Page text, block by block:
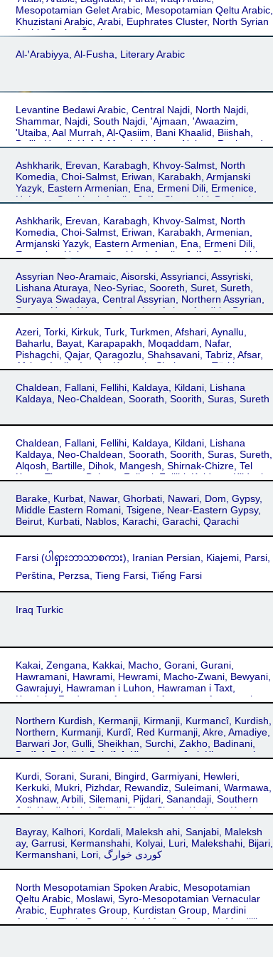
Mesopotamian Gelet Arabic, Mesopotamian Qeltu Arabic,
Khuzistani Arabic, Arabi, Euphrates Cluster, North Syrian
Arabic, Syrian Šāwi
Al-ꞌArabiyya, Al-Fusha, Literary Arabic
Levantine Bedawi Arabic, Central Najdi, North Najdi,
Shammar, Najdi, South Najdi, 'Ajmaan, 'Awaazim,
'Utaiba, Aal Murrah, Al-Qasiim, Bani Khaalid, Biishah,
Dafiir, Haayil, Hofuf, Mutair, Najraan, Najran, Rashaayda,
Ashkharik, Erevan, Karabagh, Khvoy-Salmst, North
Komedia, Choi-Salmst, Eriwan, Karabakh, Armjanski
Yazyk, Eastern Armenian, Ena, Ermeni Dili, Ermenice,
Haieren, Somkhuri, Agulis, Julfa, Shamakhi, Dschugha,
Jolfâ, Karabagh Shamakhi, Khoi-Salmst, Urmia-
Maragheh, Khvoy, Urmia-Maragha, Armani, Erâmani,
Somekhuri, Astrakhan, Astrachan
Ashkharik, Erevan, Karabagh, Khvoy-Salmst, North
Komedia, Choi-Salmst, Eriwan, Karabakh, Armenian,
Armjanski Yazyk, Eastern Armenian, Ena, Ermeni Dili,
Ermenice, Haieren, Somkhuri, Agulis, Julfa, Shamakhi,
Astrakhân, Jolfâ, Karabagh Shamakhi, Khoi-Salmst,
Urmia-Maragheh, Khvoy, Urmia-Maragha, Armani,
Erâmani, Somekhuri, Astrakhan, Astrachan
Assyrian Neo-Aramaic, Aisorski, Assyrianci, Assyriski,
Lishana Aturaya, Neo-Syriac, Sooreth, Suret, Sureth,
Suryaya Swadaya, Central Assyrian, Northern Assyrian,
Sapna, Urmi, Western Assyrian, Anhar, Aradhin, Baz,
Lower Barwari, Mar Bishu, Nochiya, Qudshanis,
Salamas, Shamezdin, Sipurghan, Solduz, Tal, Tergawar,
Tina, Tkhuma, Upper Barwari, Urmi Assyrian, Van,
Aturaya Swadaya, Swadai, Swadaya
Azeri, Torki, Kirkuk, Turk, Turkmen, Afshari, Aynallu,
Baharlu, Bayat, Karapapakh, Moqaddam, Nafar,
Pishagchi, Qajar, Qaragozlu, Shahsavani, Tabriz, Afsar,
Afshar, Inallu, Inanlu, Kamesh, Shahseven, Türki,
Chaldean, Fallani, Fellihi, Kaldaya, Kildani, Lishana
Kaldaya, Neo-Chaldean, Soorath, Soorith, Suras, Sureth
Chaldean, Fallani, Fellihi, Kaldaya, Kildani, Lishana
Kaldaya, Neo-Chaldean, Soorath, Soorith, Suras, Sureth,
Alqosh, Bartille, Dihok, Mangesh, Shirnak-Chizre, Tel
Kepe, Tisqopa, Bohtan, Fallani, Fellihi, Kaldaya, Kildani,
Soorath, Soorith, Suras, Sureth
Barake, Kurbat, Nawar, Ghorbati, Nawari, Dom, Gypsy,
Middle Eastern Romani, Tsigene, Near-Eastern Gypsy,
Beirut, Kurbati, Nablos, Karachi, Garachi, Qarachi
Farsi (ပါရှားဘာသာစကား), Iranian Persian, Kiajemi, Parsi,
Perština, Perzsa, Tieng Farsi, Tiếng Farsi
Iraq Turkic
Kakai, Zengana, Kakkai, Macho, Gorani, Gurani,
Hawramani, Hawrami, Hewrami, Macho-Zwani, Bewyani,
Gawrajuyi, Hawraman i Luhon, Hawraman i Taxt,
Kandula, Zardayana, Avromani, Awroman, Awromani,
Northern Kurdish, Kermanji, Kirmanji, Kurmancî, Kurdish,
Northern, Kurmanji, Kurdî, Red Kurmanji, Akre, Amadiye,
Barwari Jor, Gulli, Sheikhan, Surchi, Zakho, Badinani,
Badînî, Bahdini, Behdînî, Kirmanciya Jori, Khorassani
Khorasani, Khorasani Kurmanji, Ashiti, Bayezidi, Boti,
Hekari, Marashi, Mihemedî, Shemdinani, Shikakî, Silivî,
Botani, Kermancî, Kirmancî, Kurdiya jorîn, Kurdmancî,
Kurdî-Kurmancî, Kurmanji Kurdish, Kurmanjî, Ezdiki,
Kurdi, Sorani, Surani, Bingird, Garmiyani, Hewleri,
Kerkuki, Mukri, Pizhdar, Rewandiz, Suleimani, Warmawa,
Xoshnaw, Arbili, Silemani, Pijdari, Sanandaji, Southern
Jafi, Kordi, Mokri, Sina'i, Sine'i, Sineyi, Korkora, Kurdy,
Bayray, Kalhori, Kordali, Maleksh ahi, Sanjabi, Maleksh
ay, Garrusi, Kermanshahi, Kolyai, Luri, Malekshahi, Bijari,
Kermanshani, Lori, کوردی خوارگ
North Mesopotamian Spoken Arabic, Mesopotamian
Qeltu Arabic, Moslawi, Syro-Mesopotamian Vernacular
Arabic, Euphrates Group, Kurdistan Group, Mardini
Aramaic, Tigris Group, Abdul-Massih, Jesrawi, Mardilli,